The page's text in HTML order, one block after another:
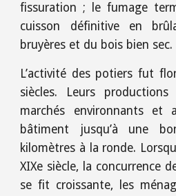
fissuration ; le fumage
cuisson définitive en
bruyères et du bois bien sec.
L’activité des potiers fut
siècles. Leurs productions
marchés environnants et
bâtiment jusqu’à une
kilomètres à la ronde.
XIXe siècle, la concurrence
se fit croissante, les